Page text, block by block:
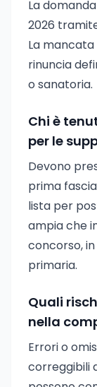
La
2026
La
rinuncia
o sanatoria.
Chi è
per le
Devono
prima
lista per
ampia che
concorso,
primaria.
Quali
nella
Errori o
correggibili